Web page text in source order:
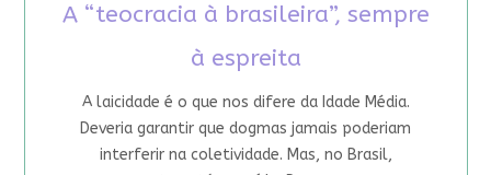
A “teocracia à brasileira”, sempre
à espreita
A laicidade é o que nos difere da Idade Média.
Deveria garantir que dogmas jamais poderiam
interferir na coletividade. Mas, no Brasil,